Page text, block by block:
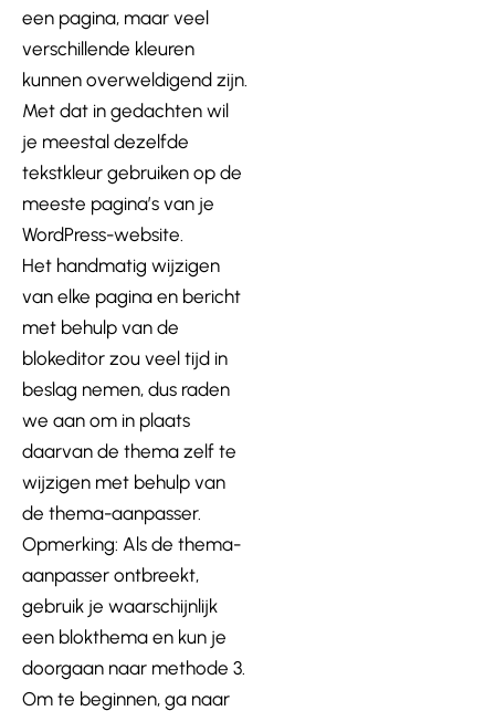
een pagina, maar veel
verschillende kleuren
kunnen overweldigend zijn.
Met dat in gedachten wil
je meestal dezelfde
tekstkleur gebruiken op de
meeste pagina’s van je
WordPress-website.
Het handmatig wijzigen
van elke pagina en bericht
met behulp van de
blokeditor zou veel tijd in
beslag nemen, dus raden
we aan om in plaats
daarvan de thema zelf te
wijzigen met behulp van
de thema-aanpasser.
Opmerking: Als de thema-
aanpasser ontbreekt,
gebruik je waarschijnlijk
een blokthema en kun je
doorgaan naar methode 3.
Om te beginnen, ga naar